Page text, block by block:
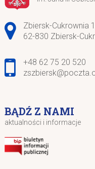
Adres pocztowy:
Zbiersk-Cukrownia
62-830 Zbiersk-
+48 62 75 20 520
BĄDŹ Z NAMI
aktualności i informacje